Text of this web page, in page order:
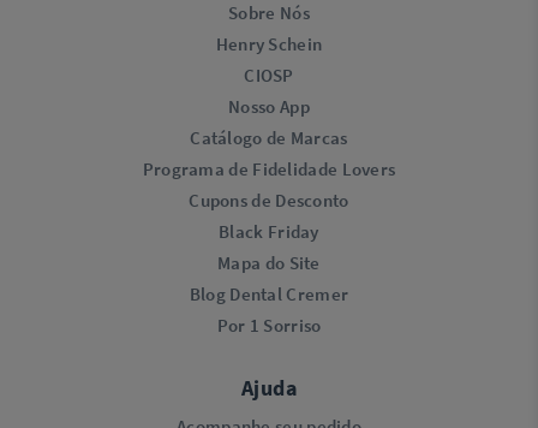
Sobre Nós
Henry Schein
CIOSP
Nosso App
Catálogo de Marcas
Programa de Fidelidade Lovers​
Cupons de Desconto
Black Friday
Mapa do Site
Blog Dental Cremer
Por 1 Sorriso
Ajuda